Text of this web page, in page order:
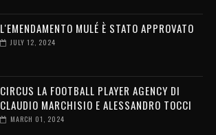
L'EMENDAMENTO MULÉ È STATO APPROVATO
JULY 12, 2024
CIRCUS LA FOOTBALL PLAYER AGENCY DI
CLAUDIO MARCHISIO E ALESSANDRO TOCCI
MARCH 01, 2024